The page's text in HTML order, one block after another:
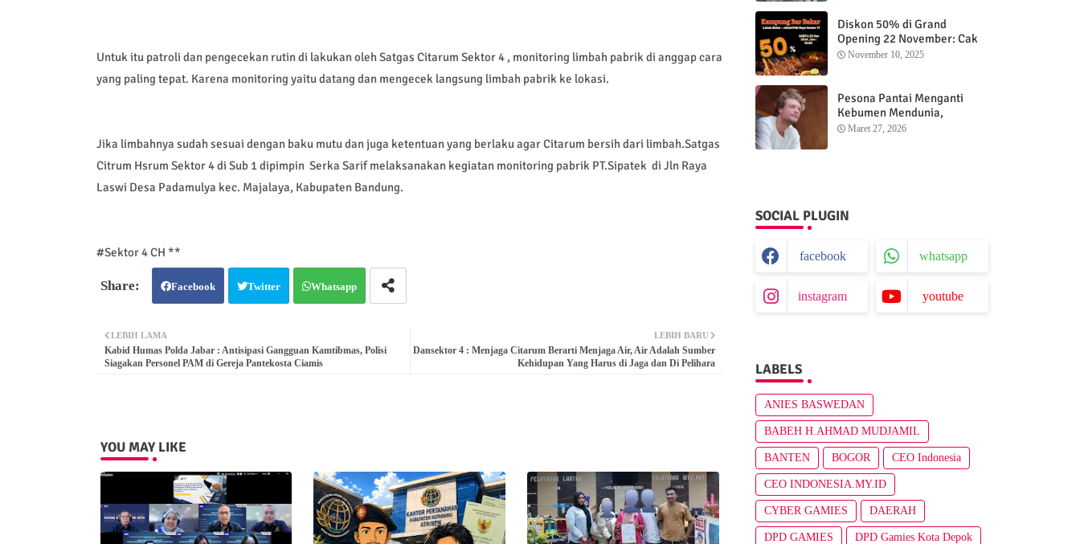
Untuk itu patroli dan pengecekan rutin di lakukan oleh Satgas Citarum Sektor 4 , monitoring limbah pabrik di anggap cara
yang paling tepat. Karena monitoring yaitu datang dan mengecek langsung limbah pabrik ke lokasi.
Jika limbahnya sudah sesuai dengan baku mutu dan juga ketentuan yang berlaku agar Citarum bersih dari limbah.Satgas
Citrum Hsrum Sektor 4 di Sub 1 dipimpin Serka Sarif melaksanakan kegiatan monitoring pabrik PT.Sipatek di Jln Raya
Laswi Desa Padamulya kec. Majalaya, Kabupaten Bandung.
#Sektor 4 CH **
Facebook Twitter Whatsapp
LEBIH BARU
Dansektor 4 : Menjaga Citarum Berarti Menjaga Air, Air Adalah Sumber
Kehidupan Yang Harus di Jaga dan Di Pelihara
LEBIH LAMA
Kabid Humas Polda Jabar : Antisipasi Gangguan Kamtibmas, Polisi
Siagakan Personel PAM di Gereja Pantekosta Ciamis
YOU MAY LIKE
Diskon 50% di Grand
Opening 22 November: Cak
Ofi Hadirkan Balungan Bakar
November 10, 2025
Pesona Pantai Menganti
Kebumen Mendunia,
Wisatawan Mancanegara
Maret 27, 2026
SOCIAL PLUGIN
facebook whatsapp
instagram youtube
LABELS
ANIES BASWEDAN
BABEH H.AHMAD MUDJAMIL
BANTEN BOGOR CEO Indonesia
CEO INDONESIA.MY.ID
CYBER GAMIES DAERAH
DPD GAMIES DPD Gamies Kota Depok